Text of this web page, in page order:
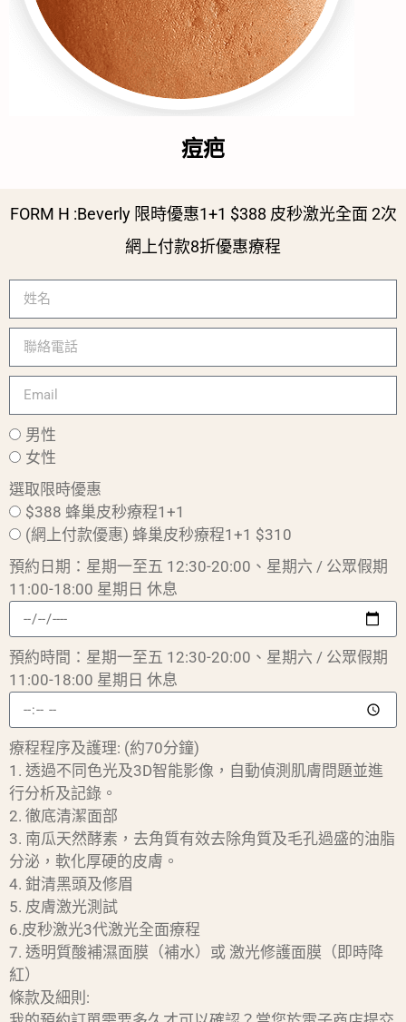
痘疤
FORM H :Beverly 限時優惠1+1 $388 皮秒激光全面 2次
網上付款8折優惠療程
男性
女性
選取限時優惠
$388 蜂巢皮秒療程1+1
(網上付款優惠) 蜂巢皮秒療程1+1 $310
預約日期：星期一至五 12:30-20:00、星期六 / 公眾假期
11:00-18:00 星期日 休息
預約時間：星期一至五 12:30-20:00、星期六 / 公眾假期
11:00-18:00 星期日 休息
療程程序及護理: (約70分鐘)
1. 透過不同色光及3D智能影像，自動偵測肌膚問題並進
行分析及記錄。
2. 徹底清潔面部
3. 南瓜天然酵素，去角質有效去除角質及毛孔過盛的油脂
分泌，軟化厚硬的皮膚。
4. 鉗清黑頭及修眉
5. 皮膚激光測試
6.皮秒激光3代激光全面療程
7. 透明質酸補濕面膜（補水）或 激光修護面膜（即時降
紅）
條款及細則: